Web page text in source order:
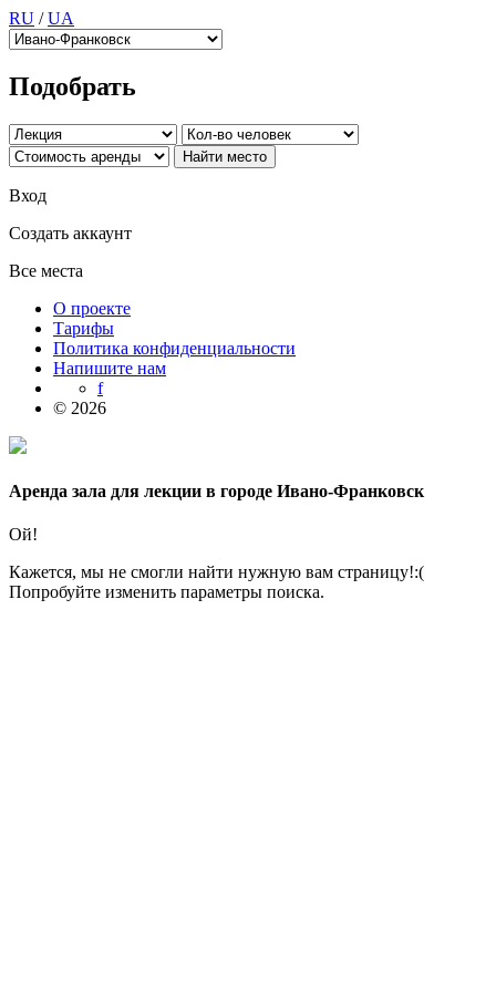
RU /UA
Подобрать
Вход
Создать аккаунт
Все места
О проекте
Тарифы
Политика конфиденциальности
Напишите нам
f
© 2026
Аренда зала для лекции в городе Ивано-Франковск
Ой!
Кажется, мы не смогли найти нужную вам страницу!:(
Попробуйте изменить параметры поиска.